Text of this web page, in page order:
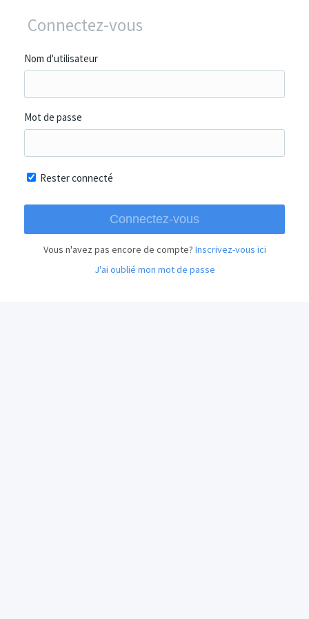
Connectez-vous
Nom d'utilisateur
Mot de passe
Rester connecté
Vous n'avez pas encore de compte? Inscrivez-vous ici
J'ai oublié mon mot de passe